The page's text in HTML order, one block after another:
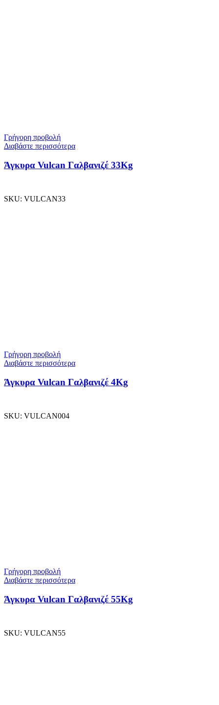
Γρήγορη προβολή
Διαβάστε περισσότερα
Άγκυρα Vulcan Γαλβανιζέ 33Kg
SKU: VULCAN33
Γρήγορη προβολή
Διαβάστε περισσότερα
Άγκυρα Vulcan Γαλβανιζέ 4Kg
SKU: VULCAN004
Γρήγορη προβολή
Διαβάστε περισσότερα
Άγκυρα Vulcan Γαλβανιζέ 55Kg
SKU: VULCAN55